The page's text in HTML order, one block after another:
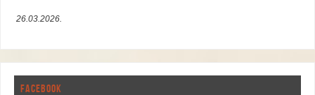
26.03.2026.
FACEBOOK